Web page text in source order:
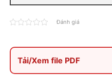
Đánh giá
Tải/Xem file PDF